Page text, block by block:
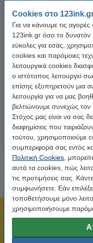
Cookies στο
Για να κάνουμε τις
123ink.gr όσο το δυνατόν
εύκολες για εσάς,
cookies και παρόμοιες
λειτουργικά cookies
ο ιστότοπος λειτουργεί
επίσης εξυπηρετούν μια
λειτουργία για να μας
βελτιώνουμε συνεχώς τον
Στόχος μας είναι να σας
διαφημίσεις που
τούτου, χρησιμοποιούμε
συμπεριφορά σας εντός
Πολιτική Cookies ,
αυτά τα cookies, πώς
τις προτιμήσεις σας.
συμφωνήσετε. Εάν
τοποθετήσουμε μόνο
χρησιμοποιήσουμε
Φωτογραφικό Χαρτί Canon
201 Plus Glossy II 13 x 18cm,
265 g/m² (20 φύλλα)
6,90 € Συμπ. 24% ΦΠΑ
Πιστοποίηση ISO
211 19 98 568